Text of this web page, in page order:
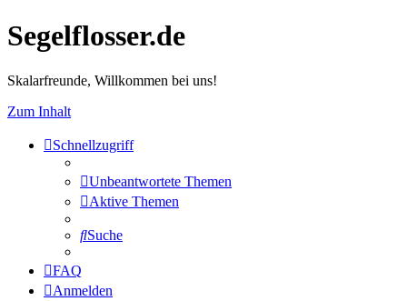
Segelflosser.de
Skalarfreunde, Willkommen bei uns!
Zum Inhalt
Schnellzugriff
Unbeantwortete Themen
Aktive Themen
Suche
FAQ
Anmelden